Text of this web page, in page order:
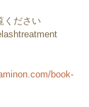
ください
book-